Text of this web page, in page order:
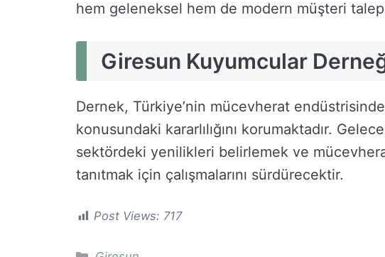
hem geleneksel hem de modern müşteri
Giresun Kuyumcular
Dernek, Türkiye’nin mücevherat
konusundaki kararlılığını korumaktadır.
sektördeki yenilikleri belirlemek ve
tanıtmak için çalışmalarını sürdürecektir.
Post Views: 717